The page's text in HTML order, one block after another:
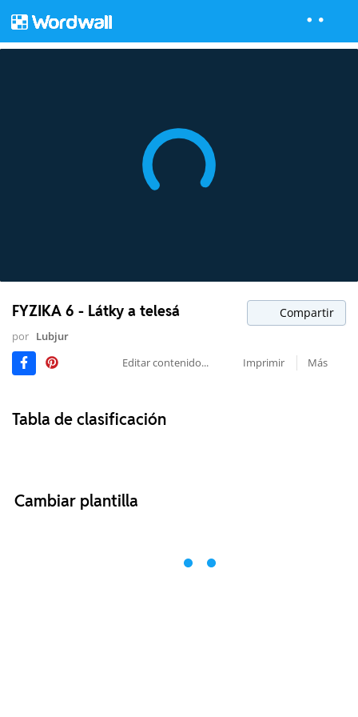
FYZIKA 6 - Látky a telesá Compartir
por Lubjur
Editar contenido...
Imprimir Más
Tabla de clasificación
Cambiar plantilla